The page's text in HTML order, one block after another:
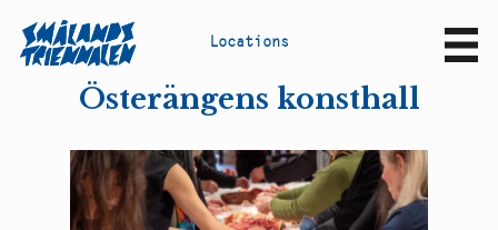
Locations
Österängens konsthall